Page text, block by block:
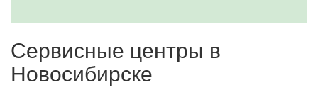
Сервисные центры в
Новосибирске